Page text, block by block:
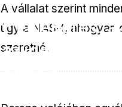
A vállalat szerint
úgy a NAS-t, ahogyan
szeretné.
Meglepetés: az
az idei